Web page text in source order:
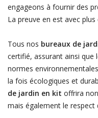
engageons à fournir des
La preuve en est avec
Tous nos bureaux de
certifié, assurant ainsi que
normes
la fois écologiques et
de jardin en kit offrira
mais également le respect